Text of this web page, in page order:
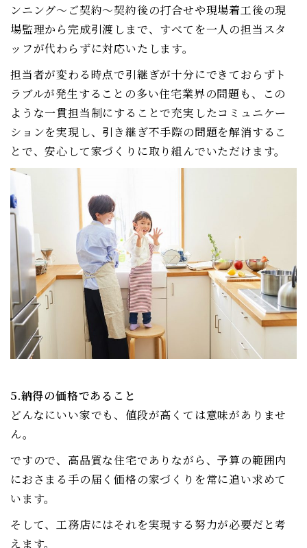
ンニング～ご契約～契約後の打合せや現場着工後の現
場監理から完成引渡しまで、すべてを一人の担当スタ
ッフが代わらずに対応いたします。
担当者が変わる時点で引継ぎが十分にできておらずト
ラブルが発生することの多い住宅業界の問題も、この
ような一貫担当制にすることで充実したコミュニケー
ションを実現し、引き継ぎ不手際の問題を解消するこ
とで、安心して家づくりに取り組んでいただけます。
5.納得の価格であること
どんなにいい家でも、値段が高くては意味がありませ
ん。
ですので、高品質な住宅でありながら、予算の範囲内
におさまる手の届く価格の家づくりを常に追い求めて
います。
そして、工務店にはそれを実現する努力が必要だと考
えます。